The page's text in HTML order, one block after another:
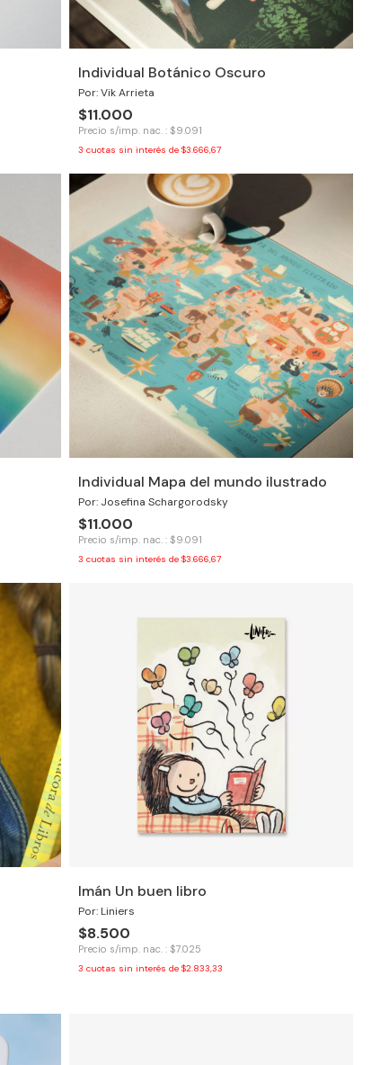
Individual Botánico Oscuro
Por: Vik Arrieta
$11.000
Precio s/imp. nac. : $9.091
3 cuotas sin interés de$3.666,67
Individual Mapa del mundo ilustrado
Por: Josefina Schargorodsky
$11.000
Precio s/imp. nac. : $9.091
3 cuotas sin interés de$3.666,67
Imán Un buen libro
Por: Liniers
$8.500
Precio s/imp. nac. : $7.025
3 cuotas sin interés de$2.833,33